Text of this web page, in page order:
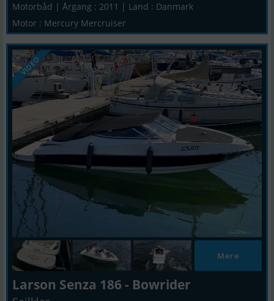
Motorbåd | Årgang : 2011 | Land : Danmark
Motor : Mercury Mercruiser
VIDEO
Mere
Larson Senza 186 - Bowrider